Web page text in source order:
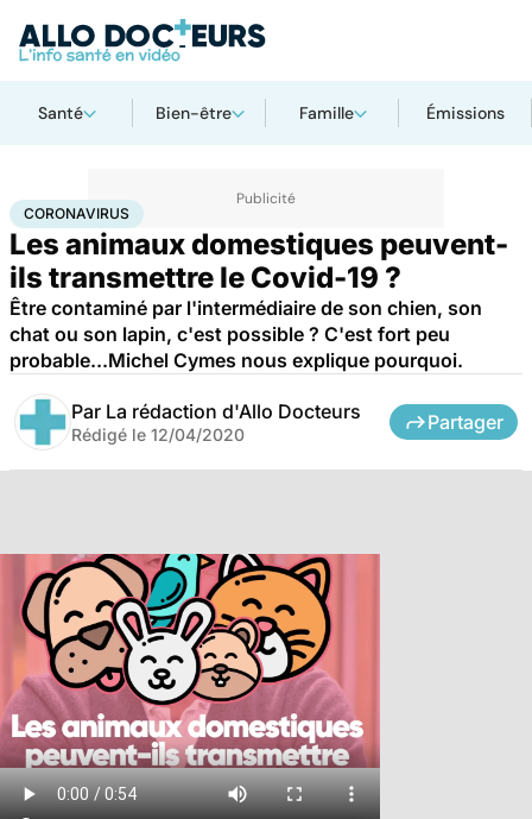
Santé Bien-être Famille Émissions
AccueilSantéMaladies Coronavirus
CORONAVIRUS
Les animaux domestiques peuvent-
ils transmettre le Covid-19 ?
Être contaminé par l'intermédiaire de son chien, son
chat ou son lapin, c'est possible ? C'est fort peu
probable...Michel Cymes nous explique pourquoi.
Par La rédaction d'Allo Docteurs
Rédigé le 12/04/2020
Partager